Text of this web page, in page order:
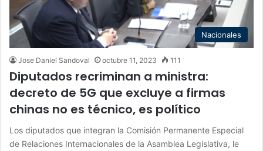
Nacionales
Jose Daniel Sandoval octubre 11, 2023 111
Diputados recriminan a ministra:
decreto de 5G que excluye a firmas
chinas no es técnico, es político
Los diputados que integran la Comisión Permanente Especial
de Relaciones Internacionales de la Asamblea Legislativa, le